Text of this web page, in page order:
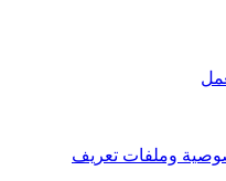
وملفات تعريف